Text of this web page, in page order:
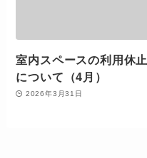
室内スペースの利用休止
について（4月）
2026年3月31日